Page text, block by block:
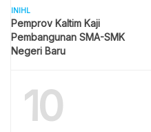
INIHL
Pemprov Kaltim Kaji
Pembangunan SMA-SMK
Negeri Baru
10